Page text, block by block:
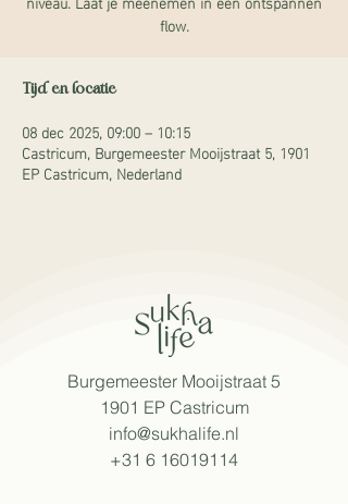
flow.
Tijd en locatie
08 dec 2025, 09:00 – 10:15
Castricum, Burgemeester Mooijstraat 5, 1901
EP Castricum, Nederland
Burgemeester Mooijstraat 5
1901 EP Castricum​
info@sukhalife.nl
+31 6 16019114